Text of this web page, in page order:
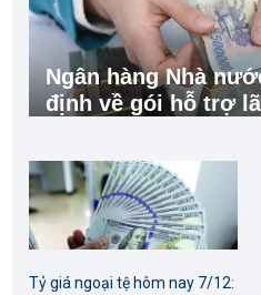
Ngân hàng Nhà
định về gói hỗ trợ
Tỷ giá ngoại tệ hôm nay 7/12: